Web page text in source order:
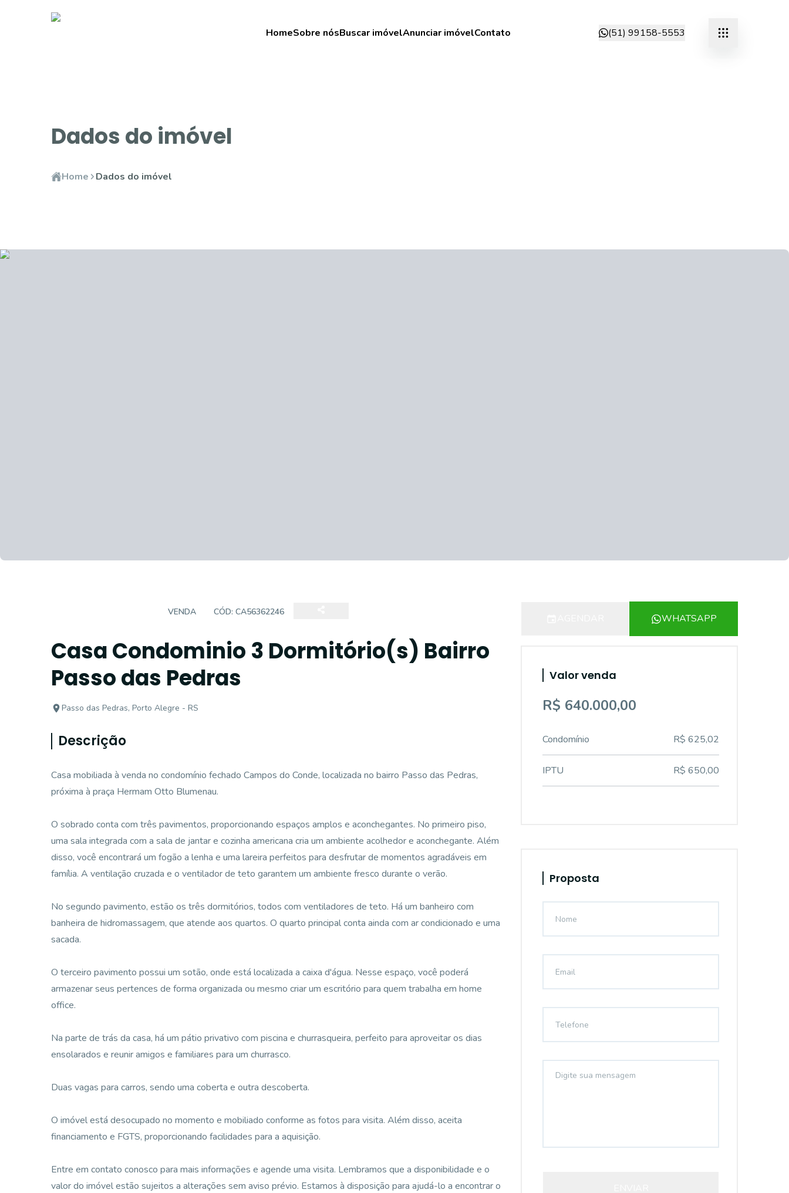
HomeSobre nósBuscar imóvelAnunciar imóvelContato (51) 99158-5553
Dados do imóvel
Home Dados do imóvel
VENDA CÓD: CA56362246
Casa Condominio 3 Dormitório(s) Bairro
Passo das Pedras
Passo das Pedras, Porto Alegre - RS
Descrição
Casa mobiliada à venda no condomínio fechado Campos do Conde, localizada no bairro Passo das Pedras,
próxima à praça Hermam Otto Blumenau.
O sobrado conta com três pavimentos, proporcionando espaços amplos e aconchegantes. No primeiro piso,
uma sala integrada com a sala de jantar e cozinha americana cria um ambiente acolhedor e aconchegante. Além
disso, você encontrará um fogão a lenha e uma lareira perfeitos para desfrutar de momentos agradáveis em
família. A ventilação cruzada e o ventilador de teto garantem um ambiente fresco durante o verão.
No segundo pavimento, estão os três dormitórios, todos com ventiladores de teto. Há um banheiro com
banheira de hidromassagem, que atende aos quartos. O quarto principal conta ainda com ar condicionado e uma
sacada.
O terceiro pavimento possui um sotão, onde está localizada a caixa d'água. Nesse espaço, você poderá
armazenar seus pertences de forma organizada ou mesmo criar um escritório para quem trabalha em home
office.
Na parte de trás da casa, há um pátio privativo com piscina e churrasqueira, perfeito para aproveitar os dias
ensolarados e reunir amigos e familiares para um churrasco.
Duas vagas para carros, sendo uma coberta e outra descoberta.
O imóvel está desocupado no momento e mobiliado conforme as fotos para visita. Além disso, aceita
financiamento e FGTS, proporcionando facilidades para a aquisição.
Entre em contato conosco para mais informações e agende uma visita. Lembramos que a disponibilidade e o
valor do imóvel estão sujeitos a alterações sem aviso prévio. Estamos à disposição para ajudá-lo a encontrar o
WHATSAPP
Valor venda
R$ 640.000,00
Condomínio R$ 625,02
IPTU R$ 650,00
Proposta